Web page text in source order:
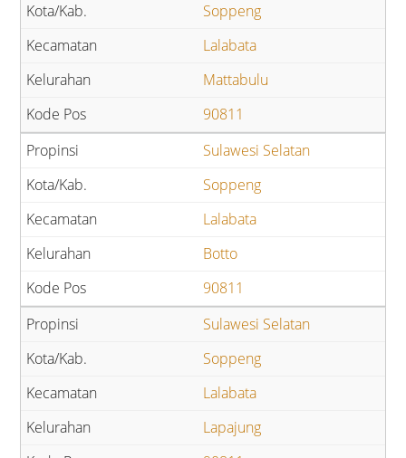
Soppeng
Lalabata
Mattabulu
90811
Sulawesi Selatan
Soppeng
Lalabata
Botto
90811
Sulawesi Selatan
Soppeng
Lalabata
Lapajung